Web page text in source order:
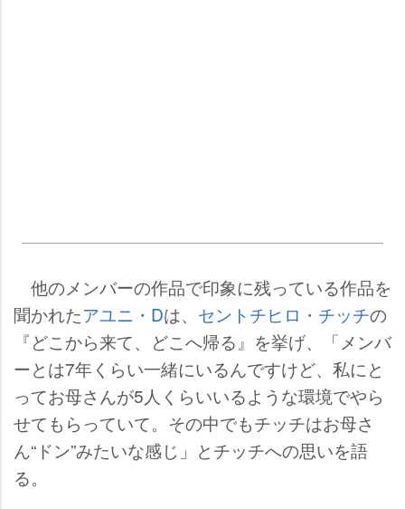
他のメンバーの作品で印象に残っている作品を
聞かれたアユニ・Dは、 セントチヒロ・チッチの
『どこから来て、どこへ帰る』を挙げ、「メンバ
ーとは7年くらい一緒にいるんですけど、私にと
ってお母さんが5人くらいいるような環境でやら
せてもらっていて。その中でもチッチはお母さ
ん“ドン”みたいな感じ」とチッチへの思いを語
る。